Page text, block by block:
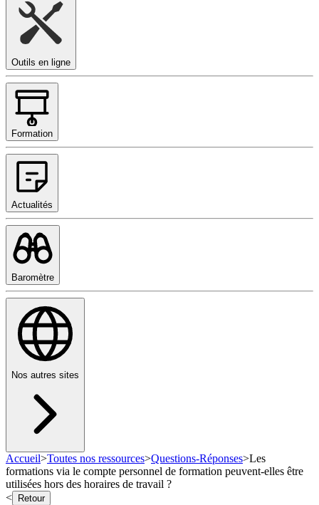
Outils en ligne
Formation
Actualités
Baromètre
Nos autres sites
Accueil>Toutes nos ressources>Questions-Réponses>Les
formations via le compte personnel de formation peuvent-elles être
utilisées hors des horaires de travail ?
<
Retour